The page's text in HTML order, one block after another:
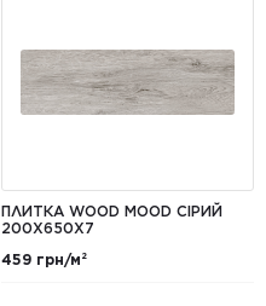
ПЛИТКА WOOD MOOD СІРИЙ
200X650X7
459 грн/м²